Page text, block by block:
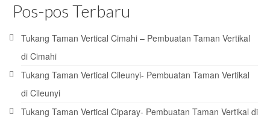
Pos-pos Terbaru
Tukang Taman Vertical Cimahi – Pembuatan Taman Vertikal
di Cimahi
Tukang Taman Vertical Cileunyi- Pembuatan Taman Vertikal
di Cileunyi
Tukang Taman Vertical Ciparay- Pembuatan Taman Vertikal di